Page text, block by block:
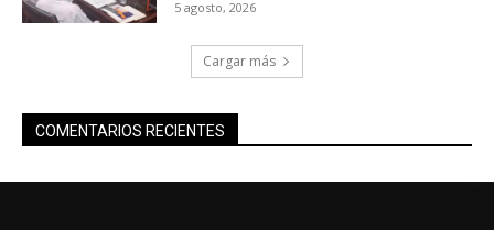
5 agosto, 2026
Cargar más
COMENTARIOS RECIENTES